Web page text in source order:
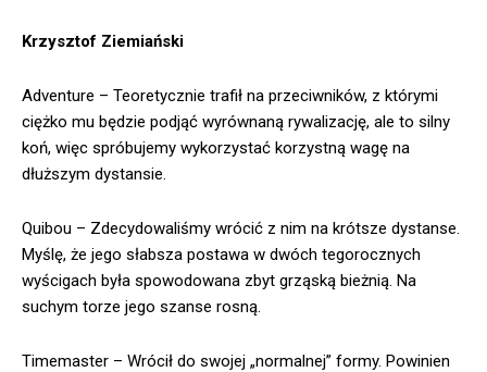
Krzysztof Ziemiański
Adventure – Teoretycznie trafił na przeciwników, z którymi
ciężko mu będzie podjąć wyrównaną rywalizację, ale to silny
koń, więc spróbujemy wykorzystać korzystną wagę na
dłuższym dystansie.
Quibou – Zdecydowaliśmy wrócić z nim na krótsze dystanse.
Myślę, że jego słabsza postawa w dwóch tegorocznych
wyścigach była spowodowana zbyt grząską bieżnią. Na
suchym torze jego szanse rosną.
Timemaster – Wrócił do swojej „normalnej” formy. Powinien